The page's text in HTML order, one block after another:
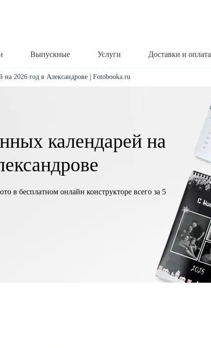
Выпускные Услуги Доставки и оплата
на 2026 год в Александрове | Fotobooka.ru
календарей на
в бесплатном онлайн конструкторе всего за 5